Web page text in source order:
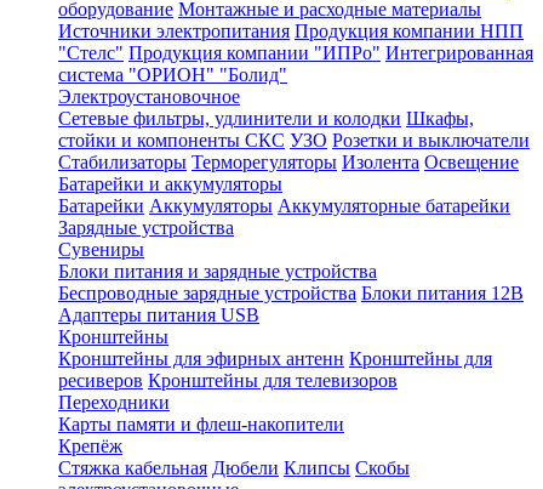
оборудование Монтажные и расходные материалы
Источники электропитания Продукция компании НПП
"Стелс" Продукция компании "ИПРо" Интегрированная
система "ОРИОН" "Болид"
Электроустановочное
Сетевые фильтры, удлинители и колодки Шкафы,
стойки и компоненты СКС УЗО Розетки и выключатели
Стабилизаторы Терморегуляторы Изолента Освещение
Батарейки и аккумуляторы
Батарейки Аккумуляторы Аккумуляторные батарейки
Зарядные устройства
Сувениры
Блоки питания и зарядные устройства
Беспроводные зарядные устройства Блоки питания 12В
Адаптеры питания USB
Кронштейны
Кронштейны для эфирных антенн Кронштейны для
ресиверов Кронштейны для телевизоров
Переходники
Карты памяти и флеш-накопители
Крепёж
Стяжка кабельная Дюбели Клипсы Скобы